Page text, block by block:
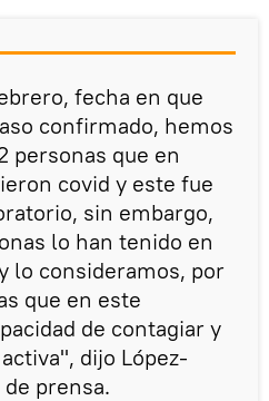
fecha en que
confirmado, hemos
personas que en
covid y este fue
sin embargo,
lo han tenido en
lo consideramos, por
que en este
de contagiar y
dijo López-
prensa.